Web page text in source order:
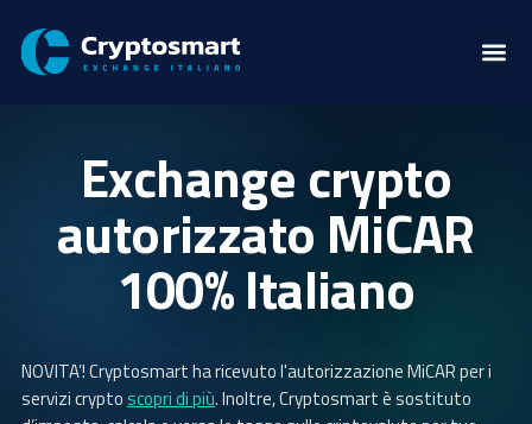
Exchange crypto
autorizzato MiCAR
100% Italiano
NOVITA’! Cryptosmart ha ricevuto l'autorizzazione MiCAR per i
servizi crypto scopri di più. Inoltre, Cryptosmart è sostituto